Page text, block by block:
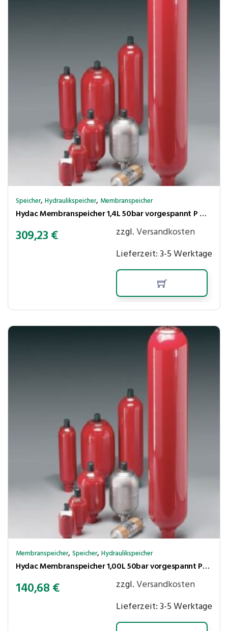
Speicher,Hydraulikspeicher, Membranspeicher
Hydac Membranspeicher 1,4L 50bar vorgespannt P max.210 bar,Ölanschl. G1/2″ innen+M33x1,5 aussen
309,23€ zzgl.Versandkosten
Lieferzeit:3-5 Werktage
Membranspeicher,Speicher,Hydraulikspeicher
Hydac Membranspeicher 1,00L 50bar vorgespannt Pmax 200bar 1/2″ IGW
140,68€ zzgl.Versandkosten
Lieferzeit:3-5 Werktage